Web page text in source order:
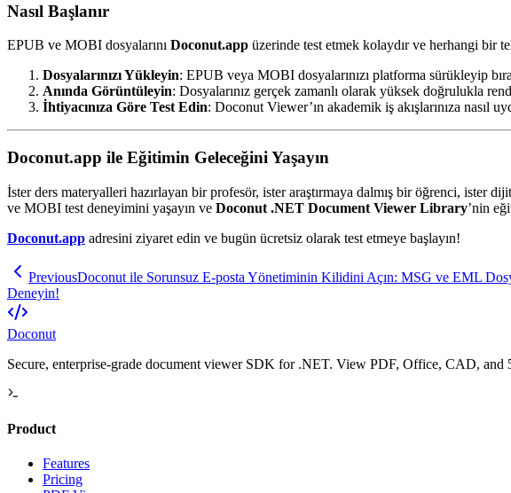
Nasıl Başlanır
EPUB ve MOBI dosyalarını Doconut.app üzerinde test etmek kolaydır ve herhangi bir
Dosyalarınızı Yükleyin: EPUB veya MOBI dosyalarınızı platforma sürükleyip
Anında Görüntüleyin: Dosyalarınız gerçek zamanlı olarak yüksek doğrulukla
İhtiyacınıza Göre Test Edin: Doconut Viewer’ın akademik iş akışlarınıza nasıl
Doconut.app ile Eğitimin Geleceğini Yaşayın
İster ders materyalleri hazırlayan bir profesör, ister araştırmaya dalmış bir öğrenci, ister
ve MOBI test deneyimini yaşayın ve Doconut .NET Document Viewer Library’nin
Doconut.app adresini ziyaret edin ve bugün ücretsiz olarak test etmeye başlayın!
PreviousDoconut ile Sorunsuz E-posta Yönetiminin Kilidini Açın: MSG ve EML
Deneyin!
Doconut
Secure, enterprise-grade document viewer SDK for .NET. View PDF, Office, CAD,
Product
Features
Pricing